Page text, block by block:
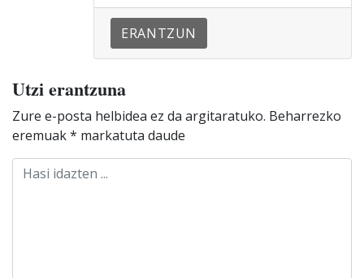
ERANTZUN
Utzi erantzuna
Zure e-posta helbidea ez da argitaratuko. Beharrezko
eremuak* markatuta daude